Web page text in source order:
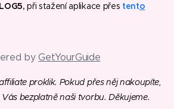
při stažení aplikace přes tento
byGetYourGuide
proklik. Pokud přes něj nakoupíte,
bezplatně naši tvorbu. Děkujeme.